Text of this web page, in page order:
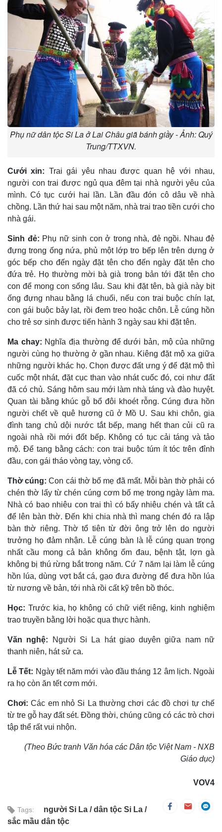
Phụ nữ dân tộc Si La ở Lai Châu giã bánh giầy - Ảnh: Quý
Trung/TTXVN.
Cưới xin: Trai gái yêu nhau được quan hệ với nhau,
người con trai được ngủ qua đêm tại nhà người yêu của
mình. Có tục cưới hai lần. Lần đầu đón cô dâu về nhà
chồng. Lần thứ hai sau một năm, nhà trai trao tiền cưới cho
nhà gái.
Sinh đẻ: Phụ nữ sinh con ở trong nhà, đẻ ngồi. Nhau đẻ
đựng trong ống nứa, phủ một lớp tro bếp lên trên dựng ở
góc bếp cho đến ngày đặt tên cho đến ngày đặt tên cho
đứa trẻ. Họ thường mời bà già trong bản tới đặt tên cho
con để mong con sống lâu. Sau khi đặt tên, bà già này bịt
ống đựng nhau bằng lá chuối, nếu con trai buộc chín lạt,
con gái buộc bảy lạt, rồi đem treo hoặc chôn. Lễ cúng hồn
cho trẻ sơ sinh được tiến hành 3 ngày sau khi đặt tên.
Ma chay: Nghĩa địa thường để dưới bản, mộ của những
người cùng họ thường ở gần nhau. Kiêng đặt mộ xa giữa
những người khác họ. Chọn được đất ưng ý để đặt mộ thì
cuốc một nhát, đặt cục than vào nhát cuốc đó, coi như đất
đã có chủ. Sáng hôm sau mới làm nhà táng và đào huyệt.
Quan tài bằng khúc gỗ bổ đôi khoét rỗng. Cúng đưa hồn
người chết về quê hương cũ ở Mồ U. Sau khi chôn, gia
đình tang chủ dội nước tắt bếp, mang hết than củi cũ ra
ngoài nhà rồi mới đốt bếp. Không có tục cải táng và tảo
mộ. Ðể tang bằng cách: con trai buộc túm ít tóc trên đỉnh
đầu, con gái tháo vòng tay, vòng cổ.
Thờ cúng:Con cái thờ bố mẹ đã mất. Mỗi bàn thờ phải có
chén thờ lấy từ chén cúng cơm bố mẹ trong ngày làm ma.
Nhà có bao nhiêu con trai thì có bấy nhiêu chén và tất cả
để lên bàn thờ. Ðến khi chia nhà thì mang chén đó ra lập
bàn thờ riêng. Thờ tổ tiên từ đời ông trở lên do người
trưởng họ đảm nhận. Lễ cúng bàn là lễ cúng quan trọng
nhất cầu mong cả bản không ốm đau, bệnh tật, lợn gà
không bị thú rừng bắt trong năm. Cứ 7 năm lại làm lễ cúng
hồn lúa, dùng vợt bắt cá, gạo đưa đường để đưa hồn lúa
từ nương về bản, tới nhà rồi cất kỹ trên bồ thóc.
Học: Trước kia, họ không có chữ viết riêng, kinh nghiệm
trao truyền bằng lời hoặc qua thực hành.
Văn nghệ: Người Si La hát giao duyên giữa nam nữ
thanh niên, hát sử ca.
Lễ Tết: Ngày tết năm mới vào đầu tháng 12 âm lịch. Ngoài
ra họ còn ăn tết cơm mới.
Chơi:Các em nhỏ Si La thường chơi các đồ chơi tự chế
từ tre gỗ hay đất sét. Ðồng thời, chúng cũng có các trò chơi
tập thể rất vui nhộn.
(Theo Bức tranh Văn hóa các Dân tộc Việt Nam - NXB
Giáo dục)
VOV4
Tags: người Si La
dân tộc Si La
sắc mầu dân tộc